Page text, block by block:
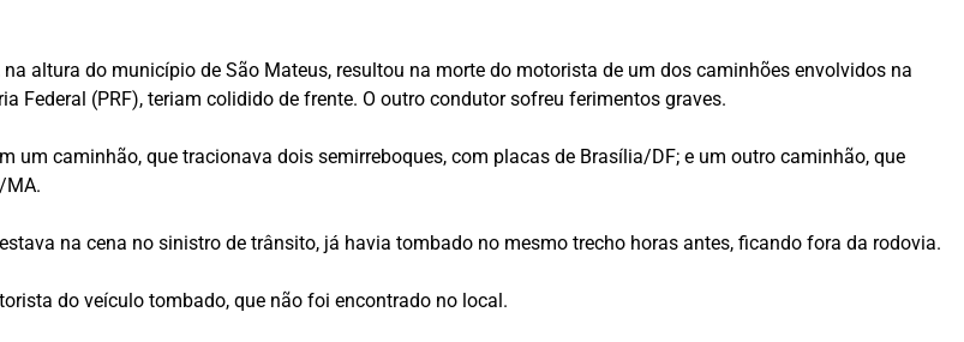
altura do município de São Mateus, resultou na morte do motorista de um dos caminhões envolvidos na
Federal (PRF), teriam colidido de frente. O outro condutor sofreu ferimentos graves.
um caminhão, que tracionava dois semirreboques, com placas de Brasília/DF; e um outro caminhão, que
MA.
na cena no sinistro de trânsito, já havia tombado no mesmo trecho horas antes, ficando fora da rodovia.
do veículo tombado, que não foi encontrado no local.